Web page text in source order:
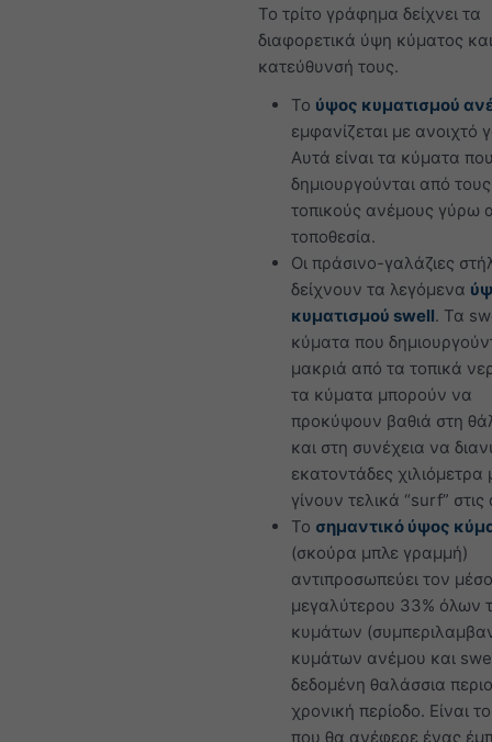
Το τρίτο γράφημα δείχνει τα
διαφορετικά ύψη κύματος
κατεύθυνσή τους.
Το ύψος κυματισμού
εμφανίζεται με ανοιχτό
Αυτά είναι τα κύματα
δημιουργούνται από τους
τοπικούς ανέμους γύρω
τοποθεσία.
Οι πράσινο-γαλάζιες
δείχνουν τα λεγόμενα
κυματισμού swell. Τα
κύματα που
μακριά από τα τοπικά
τα κύματα μπορούν να
προκύψουν βαθιά στη
και στη συνέχεια να
εκατοντάδες χιλιόμετρα
γίνουν τελικά “surf” στις
Το σημαντικό ύψος
(σκούρα μπλε γραμμή)
αντιπροσωπεύει τον
μεγαλύτερου 33% όλων
κυμάτων
κυμάτων ανέμου και
δεδομένη θαλάσσια
χρονική περίοδο. Είναι
που θα ανέφερε ένας